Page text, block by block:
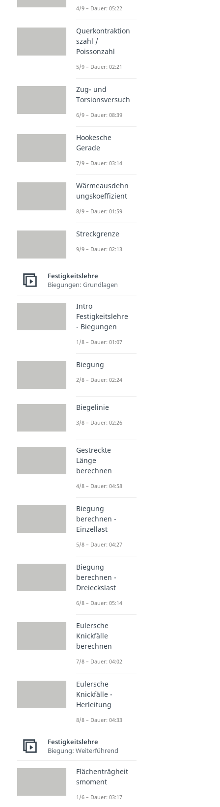
4/9 – Dauer: 05:22
Querkontraktion
szahl /
Poissonzahl
5/9 – Dauer: 02:21
Zug- und
Torsionsversuch
6/9 – Dauer: 08:39
Hookesche
Gerade
7/9 – Dauer: 03:14
Wärmeausdehn
ungskoeffizient
8/9 – Dauer: 01:59
Streckgrenze
9/9 – Dauer: 02:13
Festigkeitslehre
Biegungen: Grundlagen
Intro
Festigkeitslehre
- Biegungen
1/8 – Dauer: 01:07
Biegung
2/8 – Dauer: 02:24
Biegelinie
3/8 – Dauer: 02:26
Gestreckte
Länge
berechnen
4/8 – Dauer: 04:58
Biegung
berechnen -
Einzellast
5/8 – Dauer: 04:27
Biegung
berechnen -
Dreieckslast
6/8 – Dauer: 05:14
Eulersche
Knickfälle
berechnen
7/8 – Dauer: 04:02
Eulersche
Knickfälle -
Herleitung
8/8 – Dauer: 04:33
Festigkeitslehre
Biegung: Weiterführend
Flächenträgheit
smoment
1/6 – Dauer: 03:17